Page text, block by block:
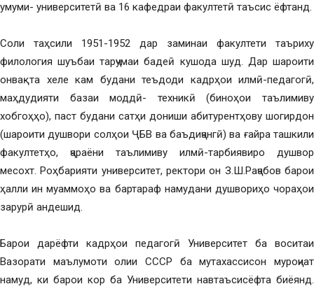
умуми- университетӣ ва 16 кафедраи факултетӣ таъсис ёфтанд.
Соли таҳсили 1951-1952 дар заминаи факултети таъриху
филология шуъбаи тарҷумаи бадеӣ кушода шуд. Дар шароити
онвақта хеле кам будани теъдоди кадрҳои илмӣ-педагогӣ,
маҳдудияти базаи моддӣ- техникӣ (биноҳои таълимиву
хобгоҳҳо), паст будани сатҳи дониши абитурентҳову шогирдон
(шароити душвори солҳои ҶБВ ва баъдиҷангӣ) ва ғайра ташкили
факултетҳо, ҷараёни таълимиву илмӣ-тарбиявиро душвор
месохт. Роҳбарияти университет, ректори он З.Ш.Раҷабов барои
ҳалли ин муаммоҳо ва бартараф намудани душвориҳо чораҳои
зарурӣ андешид.
Барои дарёфти кадрҳои педагогӣ Университет ба воситаи
Вазорати маълумоти олии СССР ба мутахассисон муроҷиат
намуд, ки барои кор ба Университети навтаъсисёфта биёянд.